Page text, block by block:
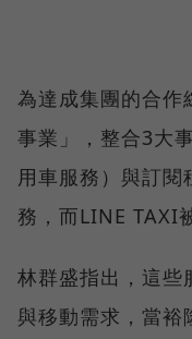
為達成集團的合作
事業」，整合3大
用車服務）與訂
務，而LINE TAXI
林群盛指出，這些
與移動需求，當裕